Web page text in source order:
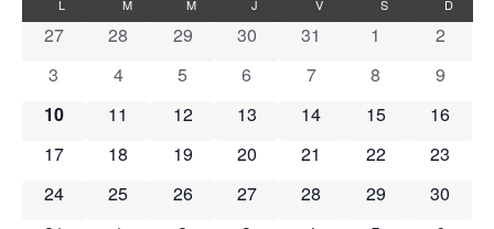
Évènements
de
Évènements
L M M J V S D
0 évènements
27 0 évènements
28 0 évènements
29 0 évènements
30 0 évènements
31 0 évènements
1 0
2
0 évènements
3 0 évènements
4 0 évènements
5 0 évènements
6 0 évènements
7 0 évènements
8 0
9
0 évènements
10 0 évènements
11 0 évènements
12 0 évènements
13 0 évènements
14 0 évènements
15 0
16
0 évènements
17 0 évènements
18 0 évènements
19 0 évènements
20 0 évènements
21 0 évènements
22 0
23
0 évènements
24 0 évènements
25 0 évènements
26 0 évènements
27 0 évènements
28 0 évènements
29 0
30